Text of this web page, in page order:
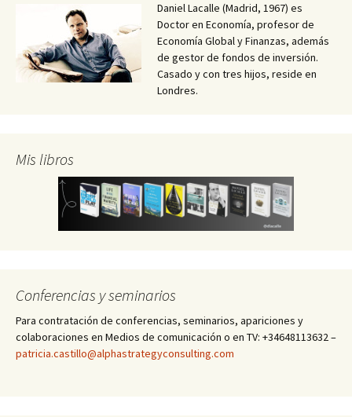
Daniel Lacalle (Madrid, 1967) es
Doctor en Economía, profesor de
Economía Global y Finanzas, además
de gestor de fondos de inversión.
Casado y con tres hijos, reside en
Londres.
Mis libros
Conferencias y seminarios
Para contratación de conferencias, seminarios, apariciones y
colaboraciones en Medios de comunicación o en TV: +34648113632 –
patricia.castillo@alphastrategyconsulting.com